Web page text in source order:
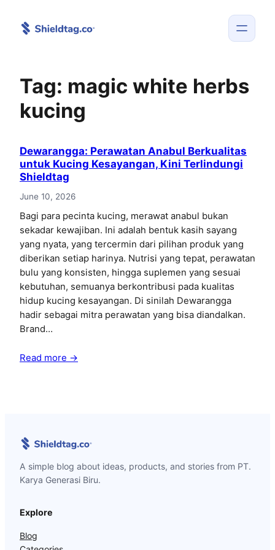
Tag: magic white herbs
kucing
Dewarangga: Perawatan Anabul Berkualitas
untuk Kucing Kesayangan, Kini Terlindungi
Shieldtag
June 10, 2026
Bagi para pecinta kucing, merawat anabul bukan
sekadar kewajiban. Ini adalah bentuk kasih sayang
yang nyata, yang tercermin dari pilihan produk yang
diberikan setiap harinya. Nutrisi yang tepat, perawatan
bulu yang konsisten, hingga suplemen yang sesuai
kebutuhan, semuanya berkontribusi pada kualitas
hidup kucing kesayangan. Di sinilah Dewarangga
hadir sebagai mitra perawatan yang bisa diandalkan.
Brand…
Read more →
A simple blog about ideas, products, and stories from PT.
Karya Generasi Biru.
Explore
Blog